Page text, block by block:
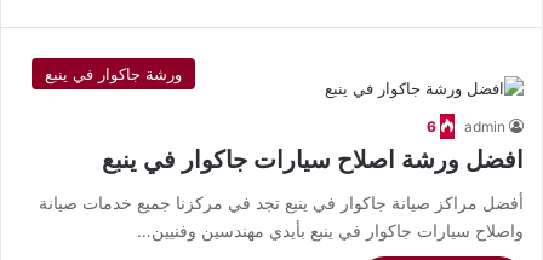
ورشة جاكوار في ينبع
admin
6
افضل ورشة اصلاح سيارات جاكوار في ينبع
أفضل مراكز صيانة جاكوار في ينبع تجد في مركزنا جميع خدمات صيانة
واصلاح سيارات جاكوار في ينبع بأيدي مهندسين وفنيين…